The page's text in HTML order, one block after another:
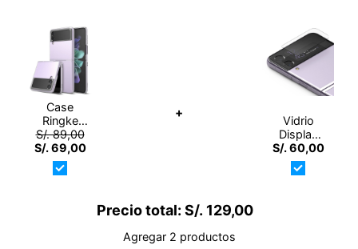
Case
Ringke
Slim
Galaxy Z
Flip 3 -
Matte
S/. 89,00
S/. 69,00
+
Vidrio
Display
Ringke
Galaxy Z
Flip 3
S/. 60,00
Precio total: S/. 129,00
Agregar 2 productos